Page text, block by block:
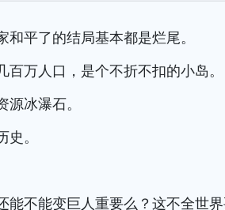
和平了的结局基本都是烂尾。
百万人口，是个不折不扣的小岛。
冰瀑石。
。
能不能变巨人重要么？这不全世